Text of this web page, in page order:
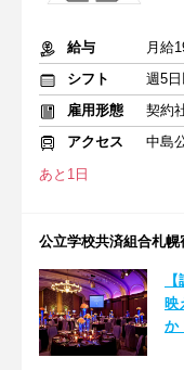
給与
月給
シフト
週5
雇用形態
契約
アクセス
中島
あと1日
公立学校共済組合札
映
か